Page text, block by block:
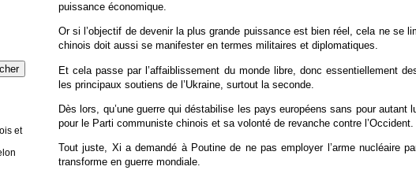
puissance économique.
Or si l’objectif de devenir la plus grande puissance est bien réel, cela ne se
chinois doit aussi se manifester en termes militaires et diplomatiques.
Et cela passe par l’affaiblissement du monde libre, donc essentiellement
les principaux soutiens de l’Ukraine, surtout la seconde.
Dès lors, qu’une guerre qui déstabilise les pays européens sans pour
pour le Parti communiste chinois et sa volonté de revanche contre l’Occident.
Tout juste, Xi a demandé à Poutine de ne pas employer l’arme nucléaire
transforme en guerre mondiale.
et